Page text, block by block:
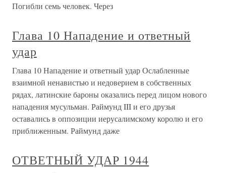
Погибли семь человек. Через
Глава 10 Нападение и ответный
удар
Глава 10 Нападение и ответный удар Ослабленные
взаимной ненавистью и недоверием в собственных
рядах, латинские бароны оказались перед лицом нового
нападения мусульман. Раймунд III и его друзья
оставались в оппозиции иерусалимскому королю и его
приближенным. Раймунд даже
ОТВЕТНЫЙ УДАР 1944